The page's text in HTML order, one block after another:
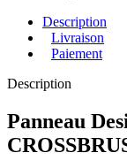
Description
Livraison
Paiement
Description
Panneau